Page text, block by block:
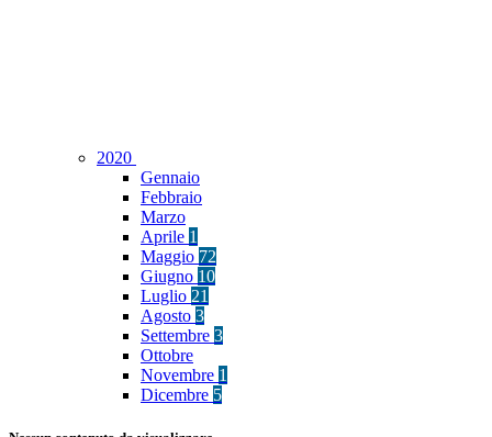
2020
Gennaio
Febbraio
Marzo
Aprile 1
Maggio 72
Giugno 10
Luglio 21
Agosto 3
Settembre 3
Ottobre
Novembre 1
Dicembre 5